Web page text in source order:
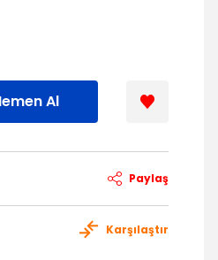
Al
Paylaş
Karşılaştır